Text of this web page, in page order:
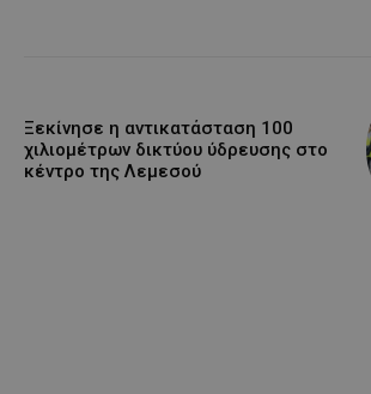
Ξεκίνησε η αντικατάσταση 100
χιλιομέτρων δικτύου ύδρευσης στο
κέντρο της Λεμεσού